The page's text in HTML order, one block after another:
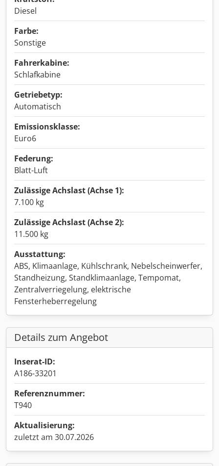
Diesel
Farbe:
Sonstige
Fahrerkabine:
Schlafkabine
Getriebetyp:
Automatisch
Emissionsklasse:
Euro6
Federung:
Blatt-Luft
Zulässige Achslast (Achse 1):
7.100 kg
Zulässige Achslast (Achse 2):
11.500 kg
Ausstattung:
ABS, Klimaanlage, Kühlschrank, Nebelscheinwerfer,
Standheizung, Standklimaanlage, Tempomat,
Zentralverriegelung, elektrische
Fensterheberregelung
Details zum Angebot
Inserat-ID:
A186-33201
Referenznummer:
T940
Aktualisierung:
zuletzt am 30.07.2026